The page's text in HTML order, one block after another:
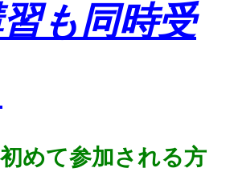
も同時受
めて参加される方